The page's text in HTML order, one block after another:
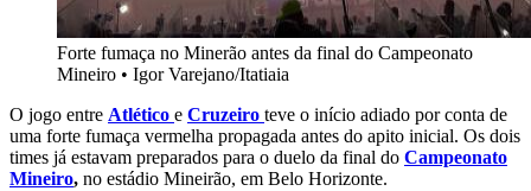
Forte fumaça no Minerão antes da final do Campeonato
Mineiro • Igor Varejano/Itatiaia
O jogo entre Atlético e Cruzeiro teve o início adiado por conta de
uma forte fumaça vermelha propagada antes do apito inicial. Os dois
times já estavam preparados para o duelo da final do Campeonato
Mineiro, no estádio Mineirão, em Belo Horizonte.